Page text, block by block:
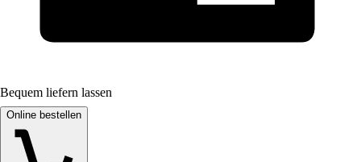
Bequem liefern lassen
Online bestellen